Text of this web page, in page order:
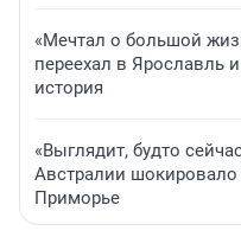
«Мечтал о большой
переехал в Ярославль
история
«Выглядит, будто
Австралии шокировало
Приморье